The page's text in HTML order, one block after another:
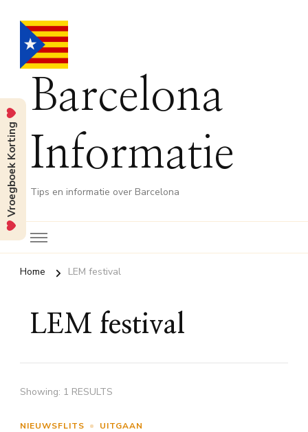
Barcelona
Informatie
Tips en informatie over Barcelona
Home LEM festival
LEM festival
Showing: 1 RESULTS
NIEUWSFLITS UITGAAN
Vroegboek Korting